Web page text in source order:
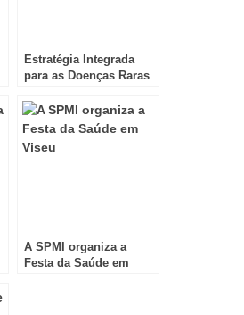
Estratégia Integrada
para as Doenças Raras
A SPMI organiza a
Festa da Saúde em